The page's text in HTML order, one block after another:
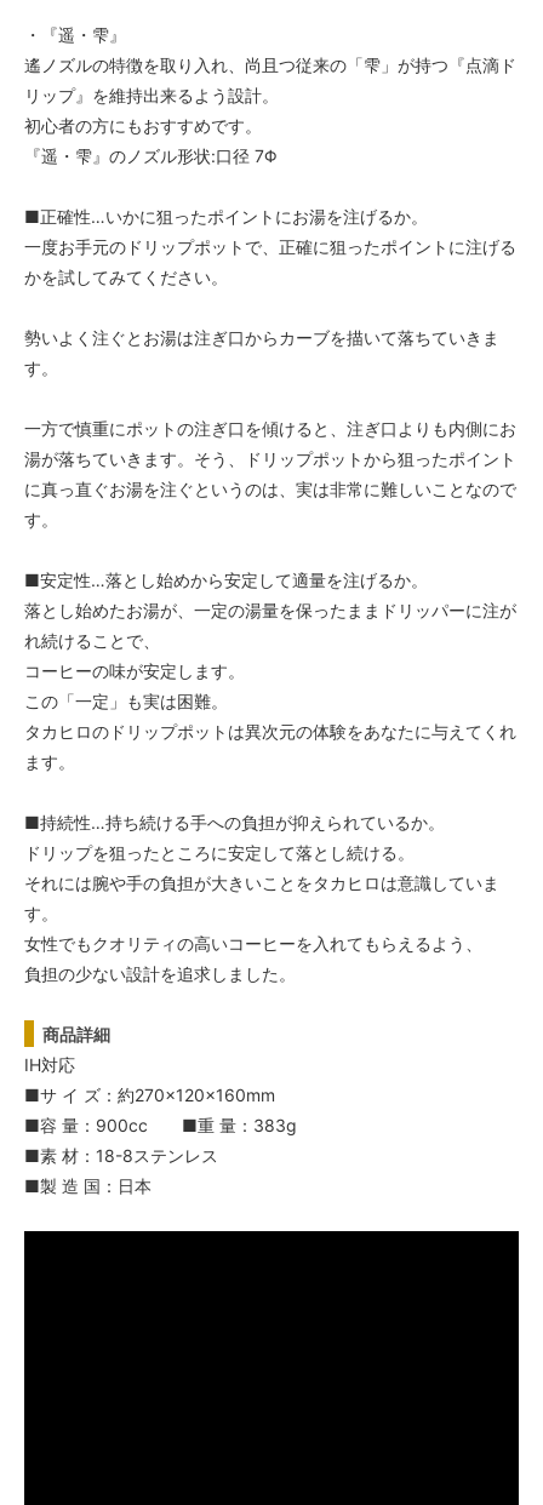
・『遥・雫』
遙ノズルの特徴を取り入れ、尚且つ従来の「雫」が持つ『点滴ド
リップ』を維持出来るよう設計。
初心者の方にもおすすめです。
『遥・雫』のノズル形状:口径 7Φ
■正確性…いかに狙ったポイントにお湯を注げるか。
一度お手元のドリップポットで、正確に狙ったポイントに注げる
かを試してみてください。
勢いよく注ぐとお湯は注ぎ口からカーブを描いて落ちていきま
す。
一方で慎重にポットの注ぎ口を傾けると、注ぎ口よりも内側にお
湯が落ちていきます。そう、ドリップポットから狙ったポイント
に真っ直ぐお湯を注ぐというのは、実は非常に難しいことなので
す。
■安定性…落とし始めから安定して適量を注げるか。
落とし始めたお湯が、一定の湯量を保ったままドリッパーに注が
れ続けることで、
コーヒーの味が安定します。
この「一定」も実は困難。
タカヒロのドリップポットは異次元の体験をあなたに与えてくれ
ます。
■持続性…持ち続ける手への負担が抑えられているか。
ドリップを狙ったところに安定して落とし続ける。
それには腕や手の負担が大きいことをタカヒロは意識していま
す。
女性でもクオリティの高いコーヒーを入れてもらえるよう、
負担の少ない設計を追求しました。
商品詳細
IH対応
■サ イ ズ：約270×120×160mm
■容 量：900cc ■重 量：383g
■素 材：18-8ステンレス
■製 造 国：日本